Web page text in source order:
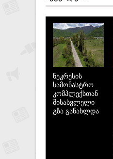
ნეკრესის
სამონასტრო
კომპლექსთან
მისასვლელი
გზა განახლდა